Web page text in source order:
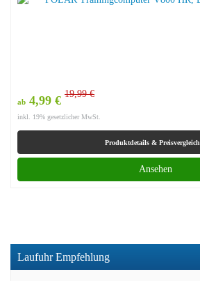
ab 4,99 € 19,99 €
inkl. 19% gesetzlicher MwSt.
Produktdetails & Preisvergleich
Ansehen
Laufuhr Empfehlung